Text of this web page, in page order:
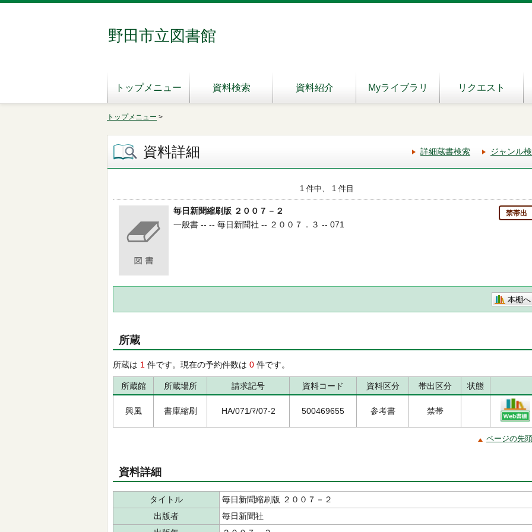
野田市立図書館
トップメニュー 資料検索 資料紹介 Myライブラリ リクエスト
トップメニュー >
資料詳細 詳細蔵書検索 ジャンル
1 件中、 1 件目
毎日新聞縮刷版 ２００７－２ 禁帯出
一般書 -- -- 毎日新聞社 -- ２００７．３ -- 071
本棚へ
所蔵
所蔵は 1 件です。現在の予約件数は 0 件です。
所蔵館 所蔵場所 請求記号 資料コード 資料区分 帯出区分 状態
興風 書庫縮刷 HA/071/ﾏ/07-2 500469655 参考書 禁帯
ページの先
資料詳細
タイトル
毎日新聞縮刷版 ２００７－２
出版者
毎日新聞社